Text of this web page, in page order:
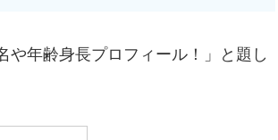
や年齢身長プロフィール！」と題し